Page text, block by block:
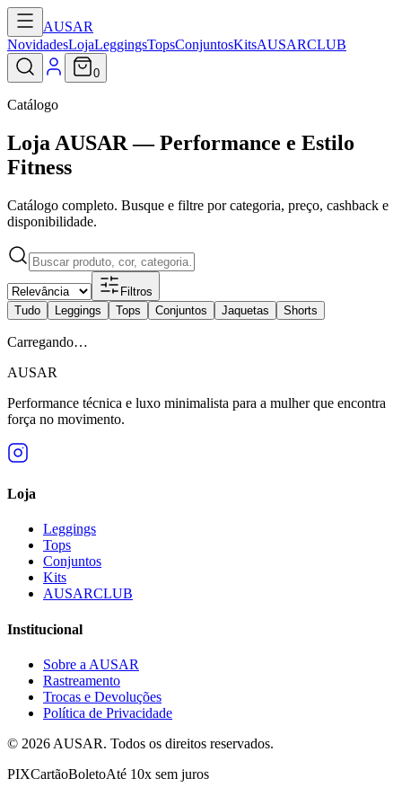
AUSAR
NovidadesLojaLeggingsTopsConjuntosKitsAUSARCLUB
0
Catálogo
Loja AUSAR — Performance e Estilo
Fitness
Catálogo completo. Busque e filtre por categoria, preço, cashback e
disponibilidade.
Filtros
Tudo
Leggings Tops Conjuntos Jaquetas Shorts
Carregando…
AUSAR
Performance técnica e luxo minimalista para a mulher que encontra
força no movimento.
Loja
Leggings
Tops
Conjuntos
Kits
AUSARCLUB
Institucional
Sobre a AUSAR
Rastreamento
Trocas e Devoluções
Política de Privacidade
© 2026 AUSAR. Todos os direitos reservados.
PIXCartãoBoletoAté 10x sem juros